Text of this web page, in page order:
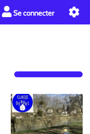
Se connecter